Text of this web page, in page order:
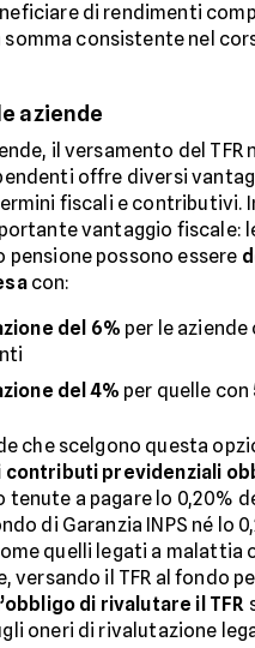
di rendimenti
somma consistente nel
aziende
il versamento del TFR
offre diversi
fiscali e contributivi.
vantaggio fiscale:
pensione possono essere
con:
del 6% per le aziende
del 4% per quelle con
che scelgono questa
contributi previdenziali
tenute a pagare lo 0,20%
di Garanzia INPS né lo
quelli legati a malattia
versando il TFR al fondo
di rivalutare il TFR
oneri di rivalutazione